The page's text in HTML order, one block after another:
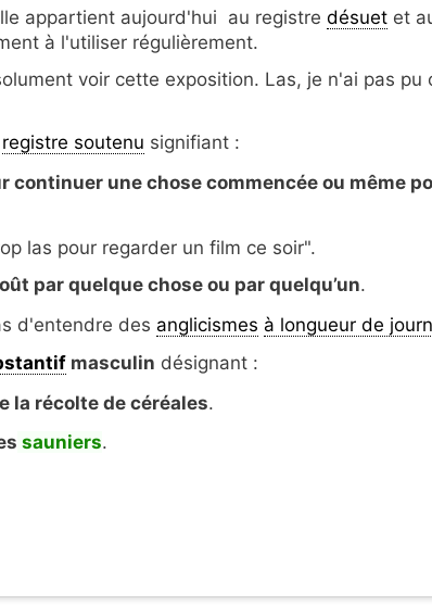
appartient aujourd'hui au registre désuet et
à l'utiliser régulièrement.
voir cette exposition. Las, je n'ai pas pu
registre soutenu signifiant :
continuer une chose commencée ou même
las pour regarder un film ce soir".
par quelque chose ou par quelqu’un.
d'entendre des anglicismes à longueur de
masculin désignant :
la récolte de céréales.
sauniers.